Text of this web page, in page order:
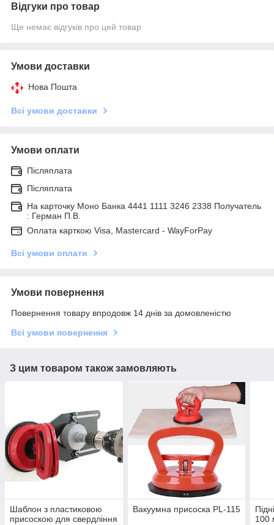
Відгуки про товар
Ще немає відгуків про цей товар
Умови доставки
Нова Пошта
Всі умови доставки
Умови оплати
Післяплата
Післяплата
На карточку Моно Банка 4441 1111 3246 2338 Получатель
: Герман П.В.
Оплата карткою Visa, Mastercard - WayForPay
Всі умови оплати
Умови повернення
Повернення товару впродовж 14 днів за домовленістю
Всі умови повернення
З цим товаром також замовляють
Шаблон з пластиковою
присоскою для свердління
Вакуумна присоска PL-115
100